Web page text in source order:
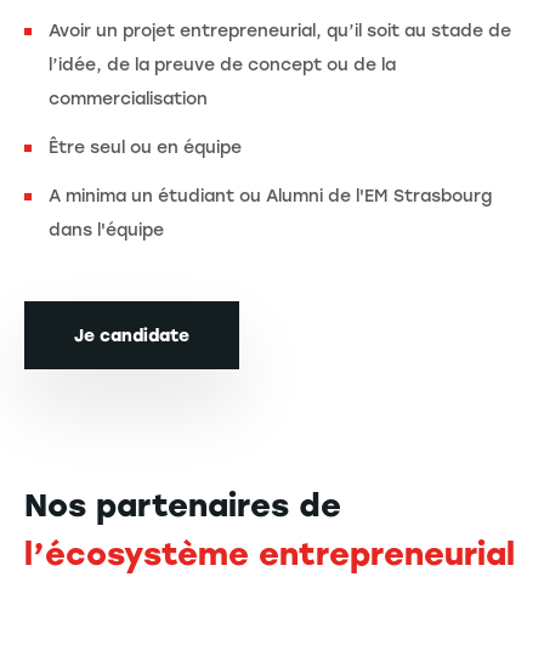
Avoir un projet entrepreneurial, qu’il soit au stade de
l’idée, de la preuve de concept ou de la
commercialisation
Être seul ou en équipe
A minima un étudiant ou Alumni de l'EM Strasbourg
dans l'équipe
Je candidate
Nos partenaires de
l’écosystème entrepreneurial